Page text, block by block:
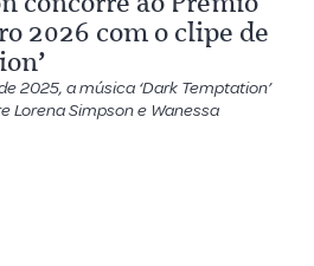
2026 com o clipe de
2025, a música ‘Dark Temptation’
Lorena Simpson e Wanessa